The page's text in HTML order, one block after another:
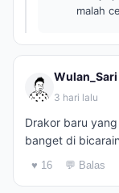
malah
Wulan_Sari
3 hari lalu
Drakor baru
banget di
♥ 16 💬 Balas